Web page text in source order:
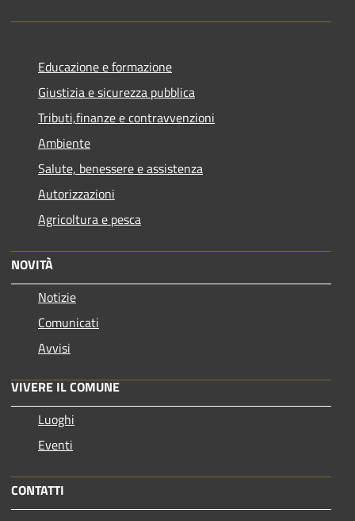
Educazione e formazione
Giustizia e sicurezza pubblica
Tributi,finanze e contravvenzioni
Ambiente
Salute, benessere e assistenza
Autorizzazioni
Agricoltura e pesca
NOVITÀ
Notizie
Comunicati
Avvisi
VIVERE IL COMUNE
Luoghi
Eventi
CONTATTI